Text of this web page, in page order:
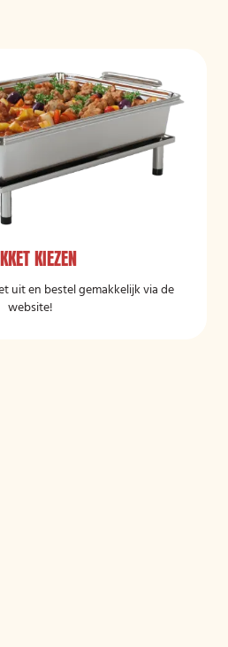
KIEZEN
uit en bestel gemakkelijk via de
website!